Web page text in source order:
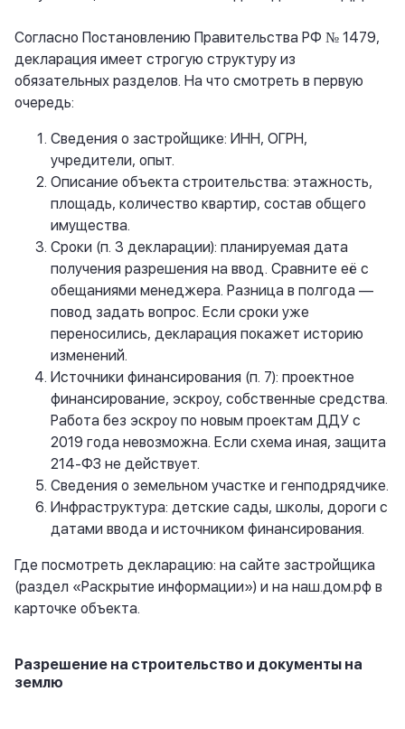
Согласно Постановлению Правительства РФ № 1479,
декларация имеет строгую структуру из
обязательных разделов. На что смотреть в первую
очередь:
Сведения о застройщике: ИНН, ОГРН,
учредители, опыт.
Описание объекта строительства: этажность,
площадь, количество квартир, состав общего
имущества.
Сроки (п. 3 декларации): планируемая дата
получения разрешения на ввод. Сравните её с
обещаниями менеджера. Разница в полгода —
повод задать вопрос. Если сроки уже
переносились, декларация покажет историю
изменений.
Источники финансирования (п. 7): проектное
финансирование, эскроу, собственные средства.
Работа без эскроу по новым проектам ДДУ с
2019 года невозможна. Если схема иная, защита
214-ФЗ не действует.
Сведения о земельном участке и генподрядчике.
Инфраструктура: детские сады, школы, дороги с
датами ввода и источником финансирования.
Где посмотреть декларацию: на сайте застройщика
(раздел «Раскрытие информации») и на наш.дом.рф в
карточке объекта.
Разрешение на строительство и документы на
землю